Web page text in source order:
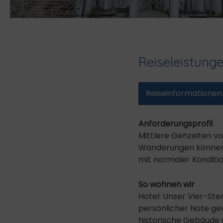
Reise­informationen
Anforderungsprofil
Mittlere Gehzeiten
Wanderungen
mit normaler
So wohnen wir
Hotel: Unser Vier-
persönlicher Note
historische